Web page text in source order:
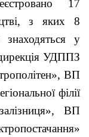
17
з яких 8
у
дирекція УДППЗ
ВП
філії
ВП